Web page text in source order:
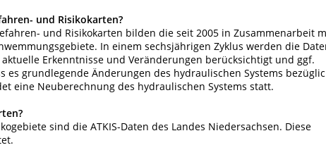
und Risikokarten?
und Risikokarten bilden die seit 2005 in Zusammenarbeit
In einem sechsjährigen Zyklus werden die
Erkenntnisse und Veränderungen berücksichtigt und ggf.
es grundlegende Änderungen des hydraulischen Systems
eine Neuberechnung des hydraulischen Systems statt.
sind die ATKIS-Daten des Landes Niedersachsen. Diese